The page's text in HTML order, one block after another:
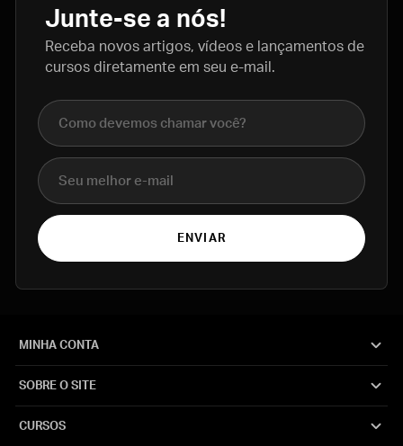
Junte-se a nós!
Receba novos artigos, vídeos e lançamentos de
cursos diretamente em seu e-mail.
Nome completo
E-mail
ENVIAR
MINHA CONTA
SOBRE O SITE
CURSOS